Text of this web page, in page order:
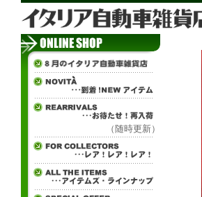
（随時更新）